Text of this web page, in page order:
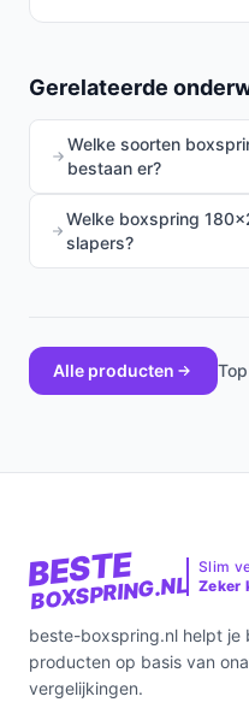
Gerelateerde
Welke soorten
bestaan er?
Welke boxspring
slapers?
Alle producten
BESTE
BOXSPRING.NL
Slim
Zeker
beste-boxspring.nl helpt je
producten op basis van
vergelijkingen.